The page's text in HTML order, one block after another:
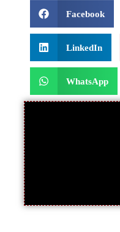
Facebook
LinkedIn
WhatsApp